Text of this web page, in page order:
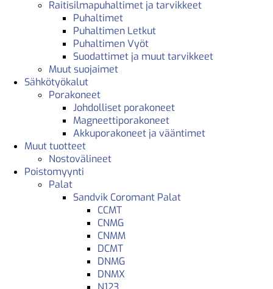
Raitisilmapuhaltimet ja tarvikkeet
Puhaltimet
Puhaltimen Letkut
Puhaltimen Vyöt
Suodattimet ja muut tarvikkeet
Muut suojaimet
Sähkötyökalut
Porakoneet
Johdolliset porakoneet
Magneettiporakoneet
Akkuporakoneet ja vääntimet
Muut tuotteet
Nostovälineet
Poistomyynti
Palat
Sandvik Coromant Palat
CCMT
CNMG
CNMM
DCMT
DNMG
DNMX